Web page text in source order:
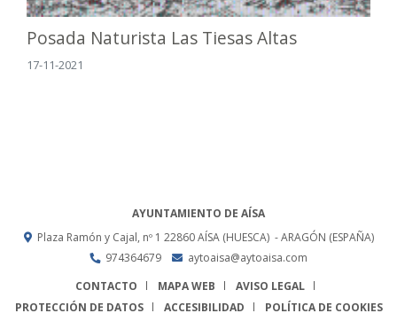
Posada Naturista Las Tiesas Altas
17-11-2021
AYUNTAMIENTO DE AÍSA
Plaza Ramón y Cajal, nº 1 22860 AÍSA (HUESCA) - ARAGÓN (ESPAÑA)
974364679
aytoaisa@aytoaisa.com
CONTACTO
MAPA WEB
AVISO LEGAL
PROTECCIÓN DE DATOS
ACCESIBILIDAD POLÍTICA DE COOKIES